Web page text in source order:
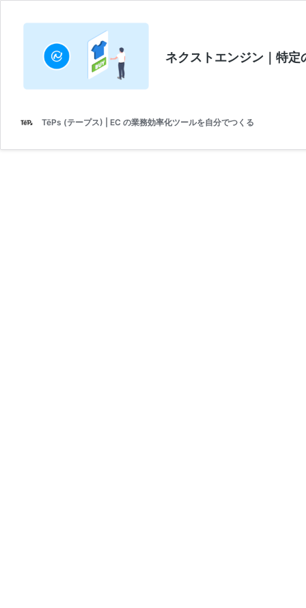
ネクストエンジン｜特
TēPs (テープス) | EC の業務効率化ツールを自分でつくる